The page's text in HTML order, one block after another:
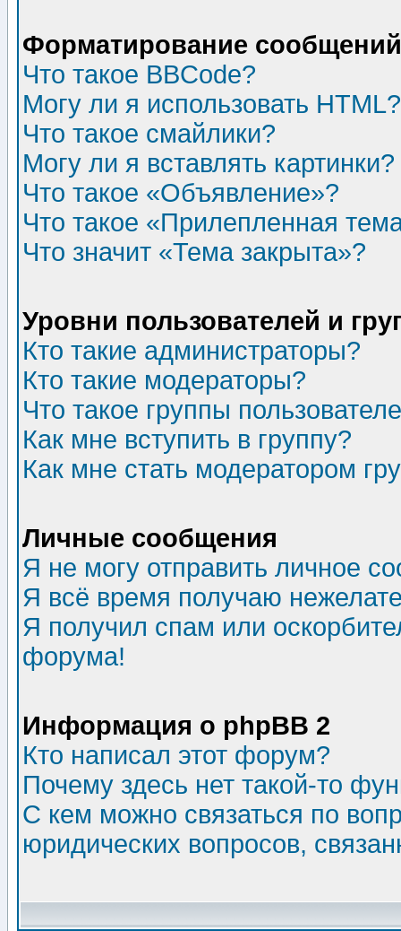
Форматирование
Что такое BBCode?
Могу ли я использовать HTML?
Что такое смайлики?
Могу ли я вставлять картинки?
Что такое «Объявление»?
Что такое «Прилепленная
Что значит «Тема закрыта»?
Уровни пользователей и
Кто такие администраторы?
Кто такие модераторы?
Что такое группы
Как мне вступить в группу?
Как мне стать модератором
Личные сообщения
Я не могу отправить личное
Я всё время получаю
Я получил спам или
форума!
Информация о phpBB 2
Кто написал этот форум?
Почему здесь нет такой-то
С кем можно связаться по
юридических вопросов,